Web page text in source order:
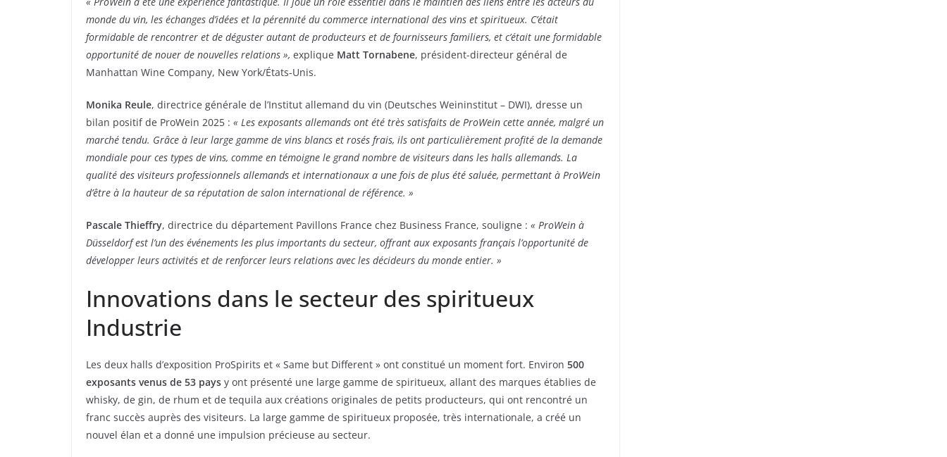
monde du vin, les échanges d’idées et la pérennité du commerce international des vins et spiritueux. C’était
formidable de rencontrer et de déguster autant de producteurs et de fournisseurs familiers, et c’était une formidable
opportunité de nouer de nouvelles relations », explique Matt Tornabene, président-directeur général de
Manhattan Wine Company, New York/États-Unis.
Monika Reule, directrice générale de l’Institut allemand du vin (Deutsches Weininstitut – DWI), dresse un
bilan positif de ProWein 2025 : « Les exposants allemands ont été très satisfaits de ProWein cette année, malgré un
marché tendu. Grâce à leur large gamme de vins blancs et rosés frais, ils ont particulièrement profité de la demande
mondiale pour ces types de vins, comme en témoigne le grand nombre de visiteurs dans les halls allemands. La
qualité des visiteurs professionnels allemands et internationaux a une fois de plus été saluée, permettant à ProWein
d’être à la hauteur de sa réputation de salon international de référence. »
Pascale Thieffry, directrice du département Pavillons France chez Business France, souligne : « ProWein à
Düsseldorf est l’un des événements les plus importants du secteur, offrant aux exposants français l’opportunité de
développer leurs activités et de renforcer leurs relations avec les décideurs du monde entier. »
Innovations dans le secteur des spiritueux
Industrie
Les deux halls d’exposition ProSpirits et « Same but Different » ont constitué un moment fort. Environ 500
exposants venus de 53 pays y ont présenté une large gamme de spiritueux, allant des marques établies de
whisky, de gin, de rhum et de tequila aux créations originales de petits producteurs, qui ont rencontré un
franc succès auprès des visiteurs. La large gamme de spiritueux proposée, très internationale, a créé un
nouvel élan et a donné une impulsion précieuse au secteur.